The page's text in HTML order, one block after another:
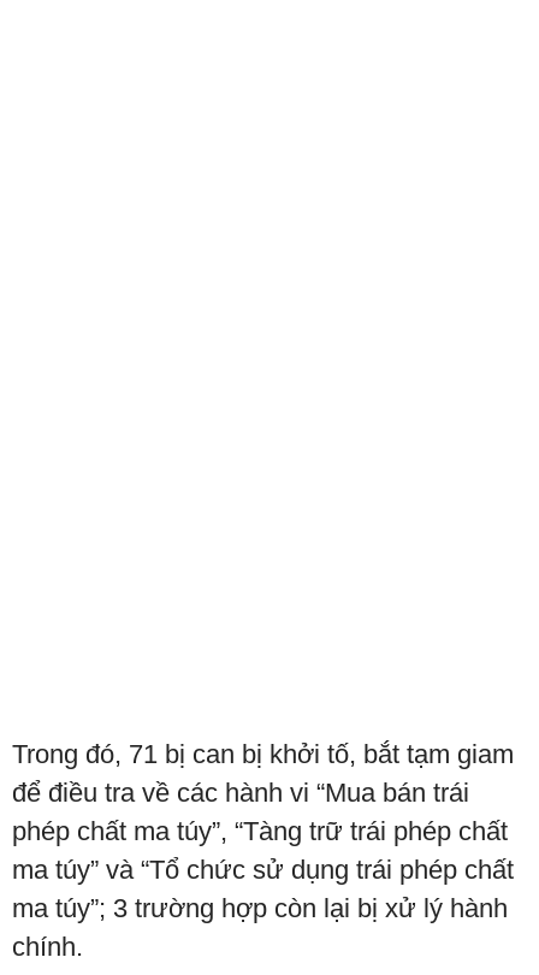
Trong đó, 71 bị can bị khởi tố, bắt tạm giam
để điều tra về các hành vi “Mua bán trái
phép chất ma túy”, “Tàng trữ trái phép chất
ma túy” và “Tổ chức sử dụng trái phép chất
ma túy”; 3 trường hợp còn lại bị xử lý hành
chính.